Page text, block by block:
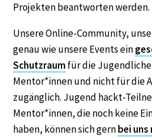
Projekten beantworten werden.
Unsere Online-Community,
genau wie unsere Events ein
Schutzraum für die
Mentor*innen und nicht für die
zugänglich. Jugend hackt-
Mentor*innen, die noch keine
haben, können sich gernbei uns